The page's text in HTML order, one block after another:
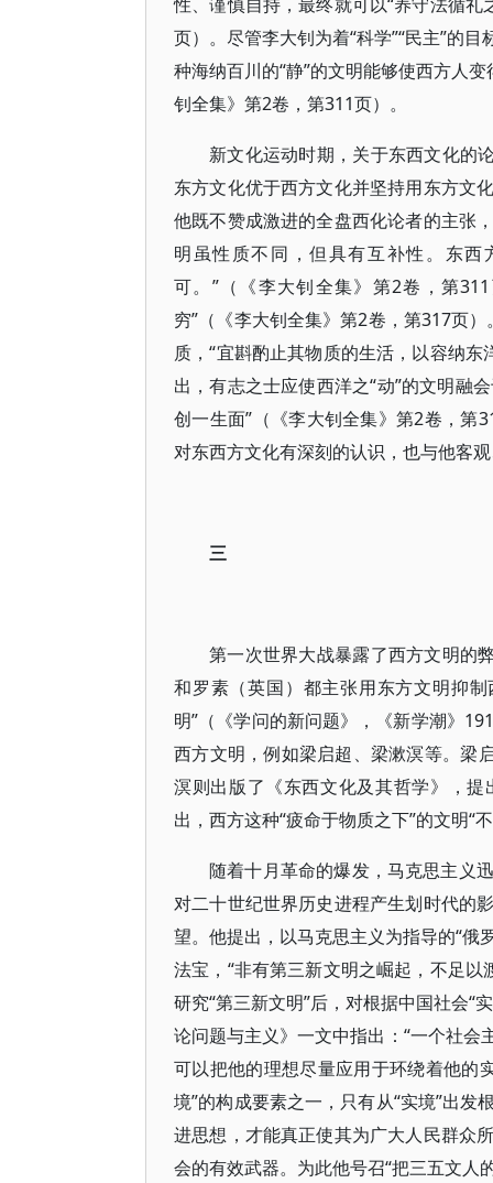
页）。尽管李大钊为着“科学”“民主”的
种海纳百川的“静”的文明能够使西方人
钊全集》第2卷，第311页）。
新文化运动时期，关于东西文化的
东方文化优于西方文化并坚持用东方文
他既不赞成激进的全盘西化论者的主张
明虽性质不同，但具有互补性。东
可。”（《李大钊全集》第2卷，第
穷”（《李大钊全集》第2卷，第317页
质，“宜斟酌止其物质的生活，以容纳
出，有志之士应使西洋之“动”的文明融
创一生面”（《李大钊全集》第2卷，第
对东西方文化有深刻的认识，也与他客
三
第一次世界大战暴露了西方文明的
和罗素（英国）都主张用东方文明抑
明”（《学问的新问题》，《新学潮》
西方文明，例如梁启超、梁漱溟等。梁
溟则出版了《东西文化及其哲学》，
出，西方这种“疲命于物质之下”的文明“
随着十月革命的爆发，马克思主义
对二十世纪世界历史进程产生划时代的
望。他提出，以马克思主义为指导的“俄
法宝，“非有第三新文明之崛起，不足
研究“第三新文明”后，对根据中国社会“
论问题与主义》一文中指出：“一个社
可以把他的理想尽量应用于环绕着他的
境”的构成要素之一，只有从“实境”出
进思想，才能真正使其为广大人民群众
会的有效武器。为此他号召“把三五文人